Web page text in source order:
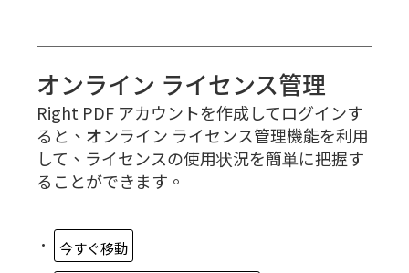
オンライン ライセンス管理
Right PDF アカウントを作成してログインす
ると、オンライン ライセンス管理機能を利用
して、ライセンスの使用状況を簡単に把握す
ることができます。
• 今すぐ移動